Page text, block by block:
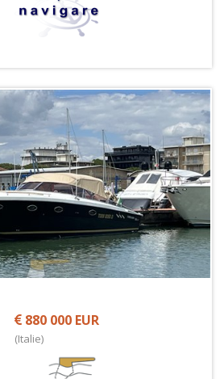
880 000 EUR
(Italie)